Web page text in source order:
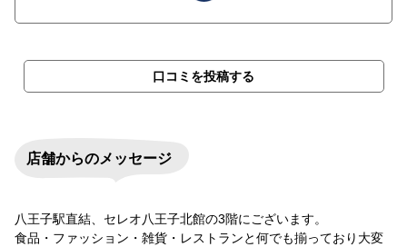
口コミを投稿する
店舗からのメッセージ
八王子駅直結、セレオ八王子北館の3階にございます。
食品・ファッション・雑貨・レストランと何でも揃っており大変